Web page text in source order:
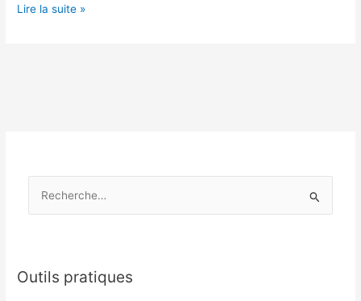
Poêle
Lire la suite »
e
Outils pratiques